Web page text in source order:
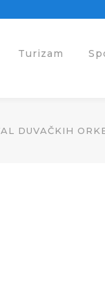
Turizam
DUVAČKIH